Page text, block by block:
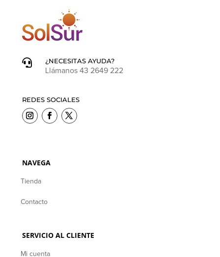

¿NECESITAS AYUDA?
Llámanos 43 2649 222
REDES SOCIALES
NAVEGA
Tienda
Contacto
SERVICIO AL CLIENTE
Mi cuenta